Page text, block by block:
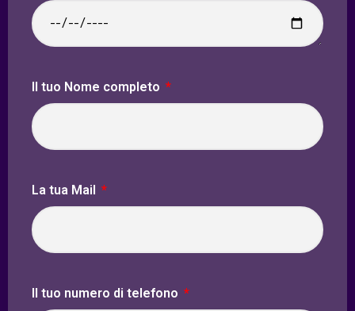
Il tuo Nome completo
La tua Mail
ll tuo numero di telefono